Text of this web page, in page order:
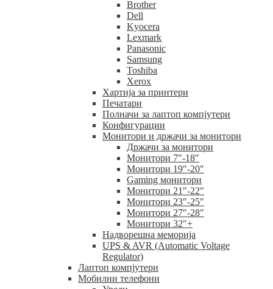
Brother
Dell
Kyocera
Lexmark
Panasonic
Samsung
Toshiba
Xerox
Хартија за принтери
Печатари
Полначи за лаптоп компјутери
Конфигурации
Монитори и држачи за монитори
Држачи за монитори
Монитори 7″-18″
Монитори 19″-20″
Gaming монитори
Монитори 21″-22″
Монитори 23″-25″
Монитори 27″-28″
Монитори 32″+
Надворешна меморија
UPS & AVR (Automatic Voltage
Regulator)
Лаптоп компјутери
Мобилни телефони